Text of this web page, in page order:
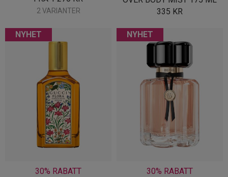
2 VARIANTER
335 KR
NYHET
30% RABATT
NYHET
30% RABATT